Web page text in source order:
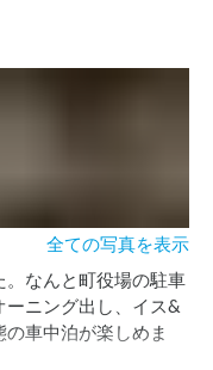
全ての写真を表示
。なんと町役場の駐車
ーニング出し、イス&
車中泊が楽しめま